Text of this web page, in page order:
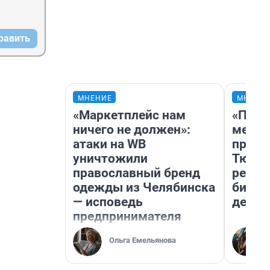
МНЕНИЕ
«Маркетплейс нам
ничего не должен»:
атаки на WB
уничтожили
православный бренд
одежды из Челябинска
— исповедь
предпринимателя
Ольга Емельянова